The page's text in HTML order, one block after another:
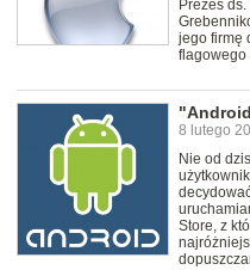
Prezes
jego firmę
flagowego
8 lutego
Nie od
Store, z